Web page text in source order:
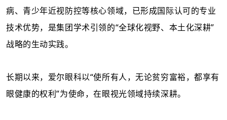
病、青少年近视防控等核心领域，已形成国际认可的专业
技术优势，是集团学术引领的“全球化视野、本土化深耕”
战略的生动实践。
长期以来，爱尔眼科以“使所有人，无论贫穷富裕，都享有
眼健康的权利”为使命，在眼视光领域持续深耕。